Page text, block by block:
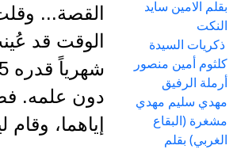
بقلم الامين سايد
النكت
ذكريات السيدة
كلثوم أمين منصور
أرملة الرفيق
مهدي سليم مهدي
مشغرة (البقاع
الغربي) بقلم
القصة...
الوقت قد
دون علمه.
إياهما،